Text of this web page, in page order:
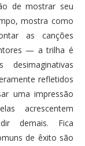
de mostrar seu
mostra como
as canções
— a trilha é
refletidos
uma impressão
acrescentem
demais. Fica
de êxito são